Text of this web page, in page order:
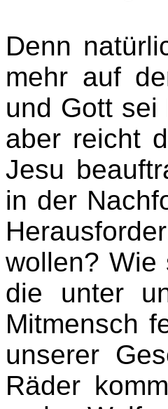
Denn
mehr auf
und Gott sei
aber reicht
Jesu
in der
wollen? Wie
die unter
Mitmensch
unserer
Räder